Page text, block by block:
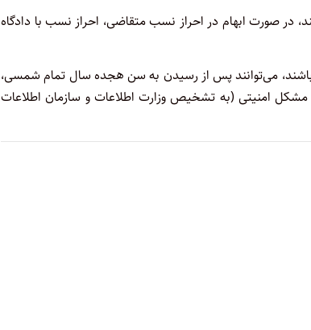
در صورت ابهام در احراز نسب متقاضی، احراز نسب با دادگاه
باشند، می‌توانند پس از رسیدن به سن هجده سال تمام شمسی،
مشکل امنیتی (به تشخیص وزارت اطلاعات و سازمان اطلاعات